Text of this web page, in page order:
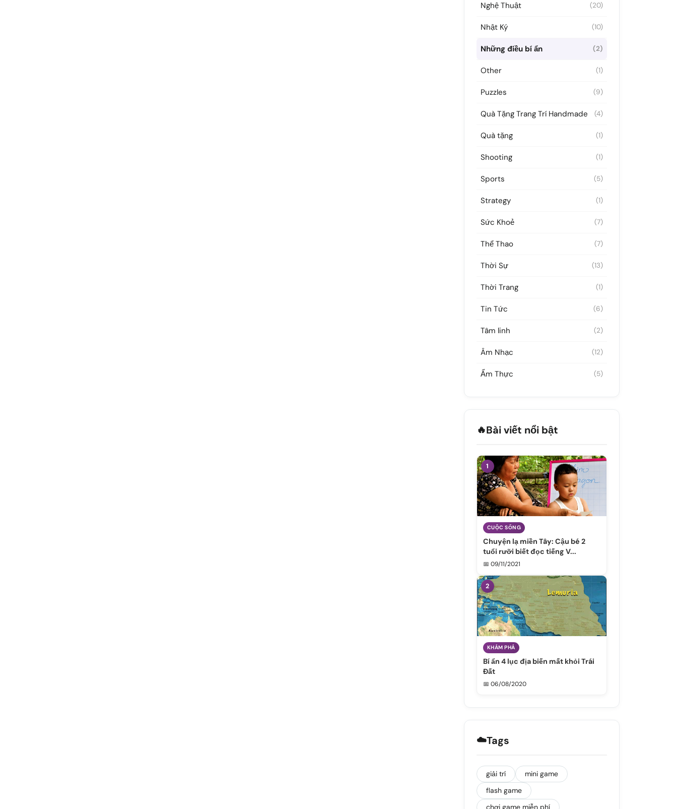
Nghệ Thuật (20)
Nhật Ký (10)
Những điều bí ẩn (2)
Other (1)
Puzzles (9)
Quà Tặng Trang Trí Handmade (4)
Quà tặng (1)
Shooting (1)
Sports (5)
Strategy (1)
Sức Khoẻ (7)
Thể Thao (7)
Thời Sự (13)
Thời Trang (1)
Tin Tức (6)
Tâm linh (2)
Âm Nhạc (12)
Ẩm Thực (5)
🔥Bài viết nổi bật
1
CUỘC SỐNG
Chuyện lạ miền Tây: Cậu bé 2
tuổi rưỡi biết đọc tiếng V...
📅 09/11/2021
2
KHÁM PHÁ
Bí ẩn 4 lục địa biến mất khỏi Trái
Đất
📅 06/08/2020
☁️Tags
giải trí
mini game
flash game
chơi game miễn phí